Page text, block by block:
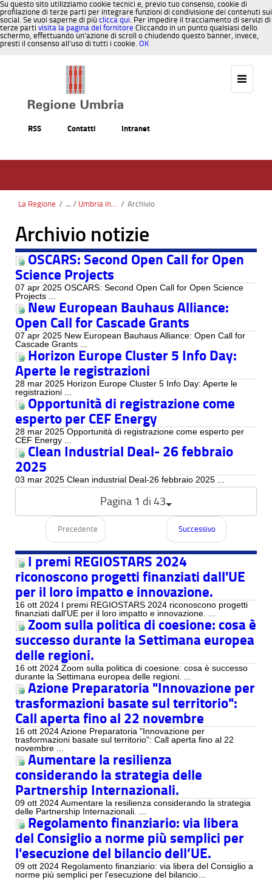
Su questo sito utilizziamo cookie tecnici e, previo tuo consenso, cookie di
profilazione di terze parti per integrare funzioni di condivisione dei contenuti sui
social. Se vuoi saperne di più clicca qui. Per impedire il tracciamento di servizi di
terze parti visita la pagina del fornitore Cliccando in un punto qualsiasi dello
schermo, effettuando un’azione di scroll o chiudendo questo banner, invece,
presti il consenso all’uso di tutti i cookie. OK
RSS Contatti Intranet
La Regione / Umbria in Europa / Archivio
Archivio notizie
OSCARS: Second Open Call for Open
Science Projects
07 apr 2025 OSCARS: Second Open Call for Open Science
Projects ...
New European Bauhaus Alliance:
Open Call for Cascade Grants
07 apr 2025 New European Bauhaus Alliance: Open Call for
Cascade Grants ...
Horizon Europe Cluster 5 Info Day:
Aperte le registrazioni
28 mar 2025 Horizon Europe Cluster 5 Info Day: Aperte le
registrazioni ...
Opportunità di registrazione come
esperto per CEF Energy
28 mar 2025 Opportunità di registrazione come esperto per
CEF Energy ...
Clean Industrial Deal- 26 febbraio
2025
03 mar 2025 Clean industrial Deal-26 febbraio 2025 ...
Pagina 1 di 43
Precedente Successivo
I premi REGIOSTARS 2024
riconoscono progetti finanziati dall'UE
per il loro impatto e innovazione.
16 ott 2024 I premi REGIOSTARS 2024 riconoscono progetti
finanziati dall'UE per il loro impatto e innovazione. ...
Zoom sulla politica di coesione: cosa è
successo durante la Settimana europea
delle regioni.
16 ott 2024 Zoom sulla politica di coesione: cosa è successo
durante la Settimana europea delle regioni. ...
Azione Preparatoria "Innovazione per
trasformazioni basate sul territorio":
Call aperta fino al 22 novembre
16 ott 2024 Azione Preparatoria "Innovazione per
trasformazioni basate sul territorio": Call aperta fino al 22
novembre ...
Aumentare la resilienza
considerando la strategia delle
Partnership Internazionali.
09 ott 2024 Aumentare la resilienza considerando la strategia
delle Partnership Internazionali. ...
Regolamento finanziario: via libera
del Consiglio a norme più semplici per
l'esecuzione del bilancio dell’UE.
09 ott 2024 Regolamento finanziario: via libera del Consiglio a
norme più semplici per l'esecuzione del bilancio...